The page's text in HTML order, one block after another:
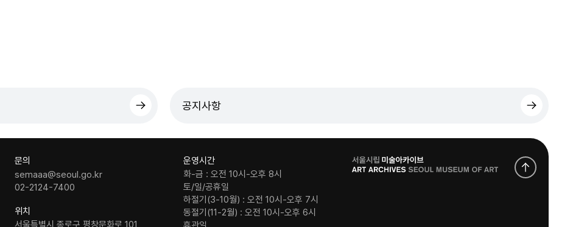
공지사항
문의
semaaa@seoul.go.kr
02-2124-7400
위치
서울특별시 종로구 평창문화로 101
운영시간
화-금 : 오전 10시-오후 8시
토/일/공휴일
하절기(3-10월) : 오전 10시-오후 7시
동절기(11-2월) : 오전 10시-오후 6시
로
고